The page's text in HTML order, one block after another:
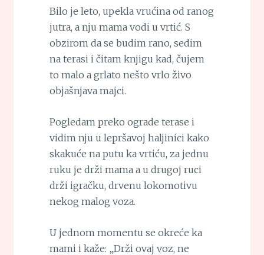
Bilo je leto, upekla vrućina od ranog
jutra, a nju mama vodi u vrtić. S
obzirom da se budim rano, sedim
na terasi i čitam knjigu kad, čujem
to malo a grlato nešto vrlo živo
objašnjava majci.
Pogledam preko ograde terase i
vidim nju u lepršavoj haljinici kako
skakuće na putu ka vrtiću, za jednu
ruku je drži mama a u drugoj ruci
drži igračku, drvenu lokomotivu
nekog malog voza.
U jednom momentu se okreće ka
mami i kaže: „Drži ovaj voz, ne